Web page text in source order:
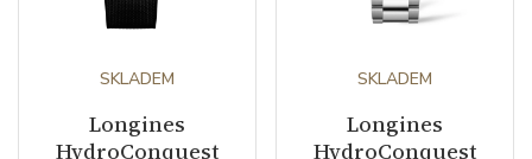
Luminiscence
ručky / orientační bod na
Řemínek / Spona
SKLADEM
Longines
HydroConquest
SKLADEM
Longines
HydroConquest